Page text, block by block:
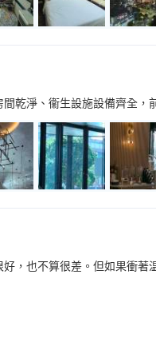
乾淨、衞生設施設備齊全
，也不算很差。但如果衝